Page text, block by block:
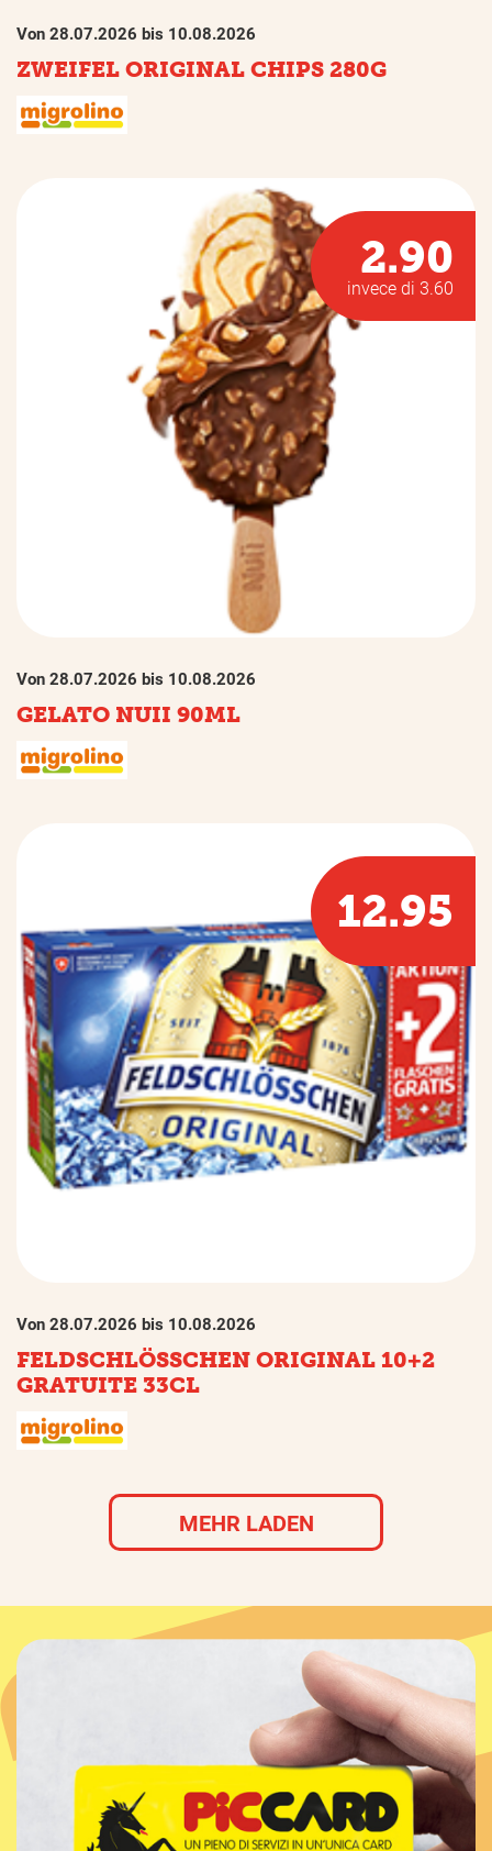
Von 28.07.2026 bis 10.08.2026
ZWEIFEL ORIGINAL CHIPS 280G
2.90
invece di 3.60
Von 28.07.2026 bis 10.08.2026
GELATO NUII 90ML
12.95
Von 28.07.2026 bis 10.08.2026
FELDSCHLÖSSCHEN ORIGINAL 10+2
GRATUITE 33CL
MEHR LADEN